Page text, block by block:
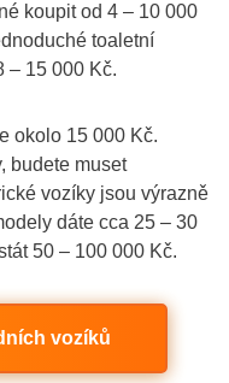
koupit od 4 – 10 000
toaletní
– 15 000 Kč.
okolo 15 000 Kč.
budete muset
vozíky jsou výrazně
dáte cca 25 – 30
50 – 100 000 Kč.
vozíků